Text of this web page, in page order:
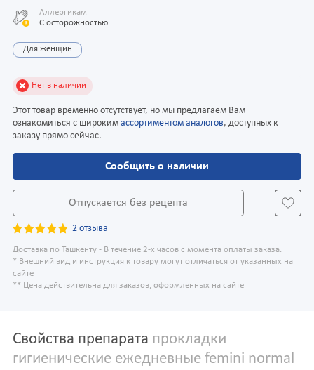
Аллергикам
С осторожностью
Для женщин
Нет в наличии
Этот товар временно отсутствует, но мы предлагаем Вам
ознакомиться с широким ассортиментом аналогов, доступных к
заказу прямо сейчас.
Сообщить о наличии
Отпускается без рецепта
2 отзыва
Доставка по Ташкенту - В течение 2-х часов с момента оплаты заказа.
* Внешний вид и инструкция к товару могут отличаться от указанных на
сайте
** Цена действительна для заказов, оформленных на сайте
Свойства препарата прокладки
гигиенические ежедневные femini normal